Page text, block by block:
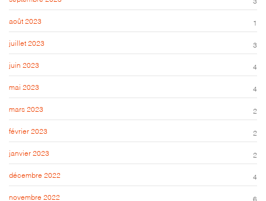
août 2023 1
juillet 2023 3
juin 2023 4
mai 2023 4
mars 2023 2
février 2023 2
janvier 2023 2
décembre 2022 4
novembre 2022 6